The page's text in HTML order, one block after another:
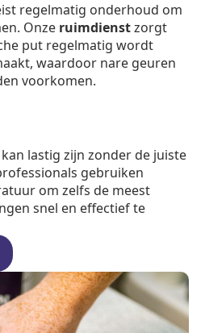
regelmatig onderhoud om
Onze ruimdienstzorgt
put regelmatig wordt
waardoor nare geuren
voorkomen.
kan lastig zijn zonder de juiste
gebruiken
om zelfs de meest
snel en effectief te